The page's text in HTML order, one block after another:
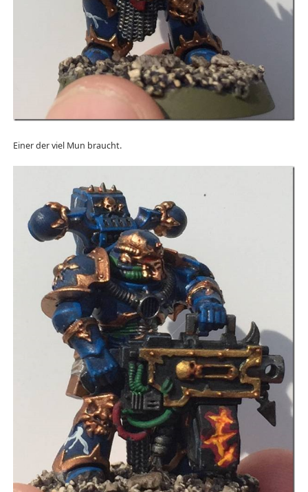
Einer der viel Mun braucht.